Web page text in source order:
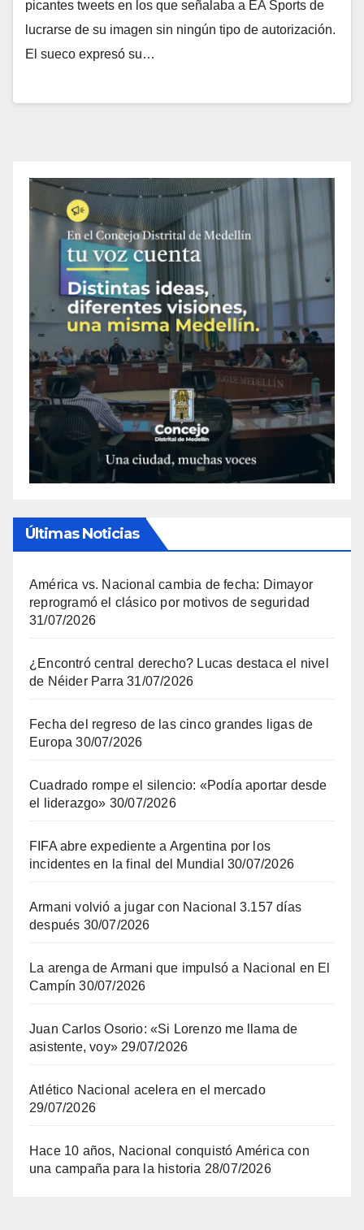
picantes tweets en los que señalaba a EA Sports de
lucrarse de su imagen sin ningún tipo de autorización.
El sueco expresó su…
Últimas Noticias
América vs. Nacional cambia de fecha: Dimayor
reprogramó el clásico por motivos de seguridad
31/07/2026
¿Encontró central derecho? Lucas destaca el nivel
de Néider Parra 31/07/2026
Fecha del regreso de las cinco grandes ligas de
Europa 30/07/2026
Cuadrado rompe el silencio: «Podía aportar desde
el liderazgo» 30/07/2026
FIFA abre expediente a Argentina por los
incidentes en la final del Mundial 30/07/2026
Armani volvió a jugar con Nacional 3.157 días
después 30/07/2026
La arenga de Armani que impulsó a Nacional en El
Campín 30/07/2026
Juan Carlos Osorio: «Si Lorenzo me llama de
asistente, voy» 29/07/2026
Atlético Nacional acelera en el mercado
29/07/2026
Hace 10 años, Nacional conquistó América con
una campaña para la historia 28/07/2026